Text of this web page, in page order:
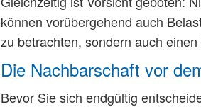
können vorübergehend auch
zu betrachten, sondern auch
Die Nachbarschaft vor
Bevor Sie sich endgültig